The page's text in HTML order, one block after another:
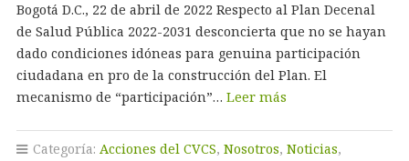
Bogotá D.C., 22 de abril de 2022 Respecto al Plan Decenal
de Salud Pública 2022-2031 desconcierta que no se hayan
dado condiciones idóneas para genuina participación
ciudadana en pro de la construcción del Plan. El
mecanismo de “participación”… Leer más
Categoría: Acciones del CVCS, Nosotros, Noticias,